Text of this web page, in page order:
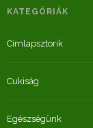
KATEGÓRIÁK
Címlapsztorik
Cukiság
Egészségünk